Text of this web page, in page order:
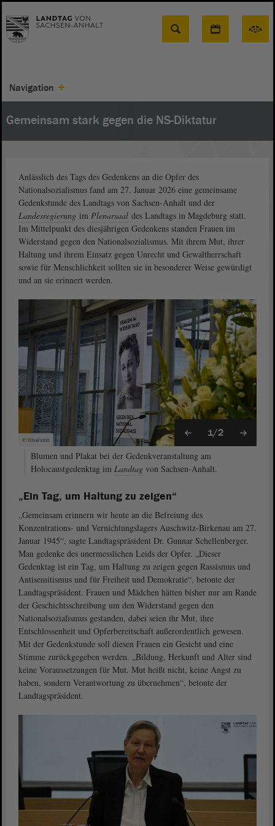
Suche
Navigation
Gemeinsam stark gegen die NS-Diktatur
Anlässlich des Tags des Gedenkens an die Opfer des
Nationalsozialismus fand am 27. Januar 2026 eine gemeinsame
Gedenkstunde des Landtags von Sachsen-Anhalt und der
Landesregierung im Plenarsaal des Landtags in Magdeburg statt.
Im Mittelpunkt des diesjährigen Gedenkens standen Frauen im
Widerstand gegen den Nationalsozialismus. Mit ihrem Mut, ihrer
Haltung und ihrem Einsatz gegen Unrecht und Gewaltherrschaft
sowie für Menschlichkeit sollten sie in besonderer Weise gewürdigt
und an sie erinnert werden.
© ltlsa/smü
1/2
Blumen und Plakat bei der Gedenkveranstaltung am
Holocaustgedenktag im Landtag von Sachsen-Anhalt.
„Ein Tag, um Haltung zu zeigen“
„Gemeinsam erinnern wir heute an die Befreiung des
Konzentrations- und Vernichtungslagers Auschwitz-Birkenau am 27.
Januar 1945“, sagte Landtagspräsident Dr. Gunnar Schellenberger.
Man gedenke des unermesslichen Leids der Opfer. „Dieser
Gedenktag ist ein Tag, um Haltung zu zeigen gegen Rassismus und
Antisemitismus und für Freiheit und Demokratie“, betonte der
Landtagspräsident. Frauen und Mädchen hätten bisher nur am Rande
der Geschichtsschreibung um den Widerstand gegen den
Nationalsozialismus gestanden, dabei seien ihr Mut, ihre
Entschlossenheit und Opferbereitschaft außerordentlich gewesen.
Mit der Gedenkstunde soll diesen Frauen ein Gesicht und eine
Stimme zurückgegeben werden. „Bildung, Herkunft und Alter sind
keine Voraussetzungen für Mut. Mut heißt nicht, keine Angst zu
haben, sondern Verantwortung zu übernehmen“, betonte der
Landtagspräsident.